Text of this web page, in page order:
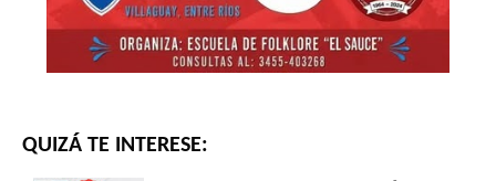
QUIZÁ TE INTERESE: